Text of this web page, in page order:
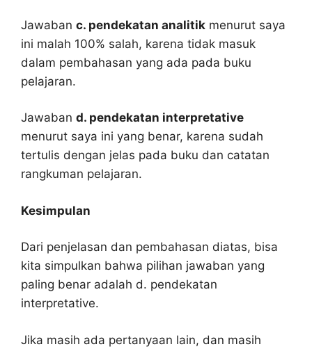
Jawaban c. pendekatan analitik menurut saya
ini malah 100% salah, karena tidak masuk
dalam pembahasan yang ada pada buku
pelajaran.
Jawaban d. pendekatan interpretative
menurut saya ini yang benar, karena sudah
tertulis dengan jelas pada buku dan catatan
rangkuman pelajaran.
Kesimpulan
Dari penjelasan dan pembahasan diatas, bisa
kita simpulkan bahwa pilihan jawaban yang
paling benar adalah d. pendekatan
interpretative.
Jika masih ada pertanyaan lain, dan masih